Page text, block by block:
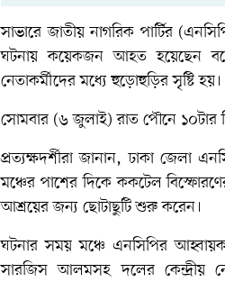
সাভারে জাতীয় নাগরিক পার্টির
ঘটনায় কয়েকজন আহত হয়েছেন
নেতাকর্মীদের মধ্যে হুড়োহুড়ির সৃষ্টি হয়।
সোমবার (৬ জুলাই) রাত পৌনে ১০টার
প্রত্যক্ষদর্শীরা জানান, ঢাকা জেলা
মঞ্চের পাশের দিকে ককটেল
আশ্রয়ের জন্য ছোটাছুটি শুরু করেন।
ঘটনার সময় মঞ্চে এনসিপির
সারজিস আলমসহ দলের কেন্দ্রীয়